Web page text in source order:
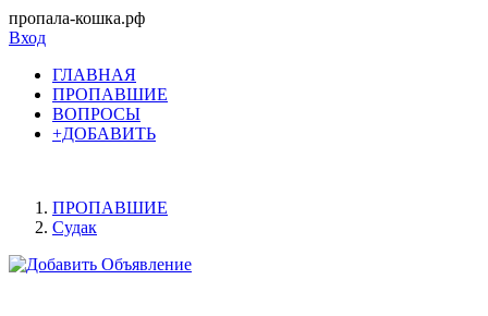
пропала-кошка.рф
Вход
ГЛАВНАЯ
ПРОПАВШИЕ
ВОПРОСЫ
+ДОБАВИТЬ
ПРОПАВШИЕ
Судак